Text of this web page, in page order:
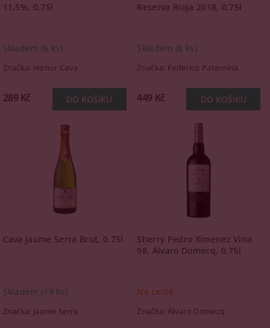
11,5%, 0,75l
Skladem (6 ks)
Značka: Honor Cava
289 Kč
Reserva Rioja 2018, 0,75l
Skladem (8 ks)
Značka: Federico Paternina
449 Kč
Cava Jaume Serra Brut, 0,75l
Skladem (19 ks)
Značka: Jaume Serra
Sherry Pedro Ximenez Vina
98, Álvaro Domecq, 0,75l
Na cestě
Značka: Álvaro Domecq